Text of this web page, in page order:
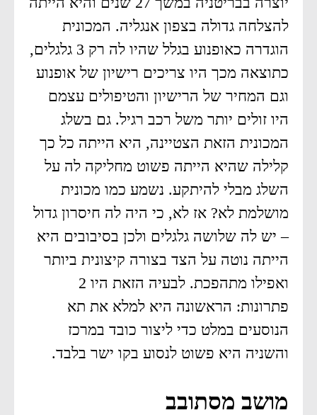
להצלחה גדולה בצפון אנגליה. המכונית
הוגדרה כאופנוע בגלל שהיו לה רק 3 גלגלים,
כתוצאה מכך היו צריכים רישיון של אופנוע
וגם המחיר של הרישיון והטיפולים עצמם
היו זולים יותר משל רכב רגיל. גם בשלג
המכונית הזאת הצטיינה, היא הייתה כל כך
קלילה שהיא הייתה פשוט מחליקה לה על
השלג מבלי להיתקע. נשמע כמו מכונית
מושלמת לא? אז לא, כי היה לה חיסרון גדול
– יש לה שלושה גלגלים ולכן בסיבובים היא
הייתה נוטה על הצד בצורה קיצונית ביותר
ואפילו מתהפכת. לבעיה הזאת היו 2
פתרונות: הראשונה היא למלא את תא
הנוסעים במלט כדי ליצור כובד במרכז
והשניה היא פשוט לנסוע בקו ישר בלבד.
מושב מסתובב